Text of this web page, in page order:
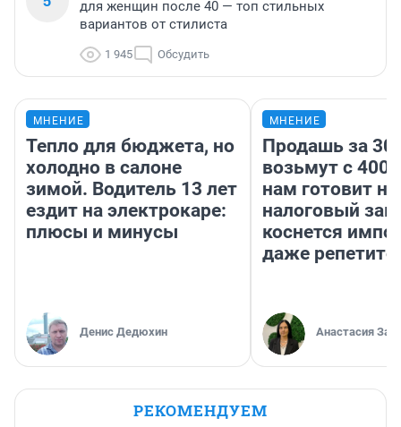
для женщин после 40 — топ стильных
вариантов от стилиста
1 945 Обсудить
МНЕНИЕ
Тепло для бюджета, но
холодно в салоне
зимой. Водитель 13 лет
ездит на электрокаре:
плюсы и минусы
Денис Дедюхин
МНЕНИЕ
Продашь за
возьмут с
нам готовит
налоговый
коснется
даже
Анастасия
РЕКОМЕНДУЕМ